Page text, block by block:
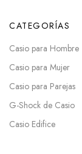
CATEGORÍAS
Casio para Hombre
Casio para Mujer
Casio para Parejas
G-Shock de Casio
Casio Edifice